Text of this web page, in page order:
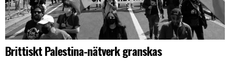
Brittiskt Palestina-nätverk granskas